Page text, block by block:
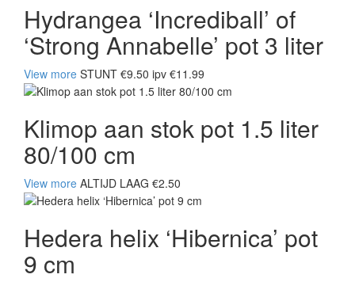
Hydrangea ‘Incrediball’ of
‘Strong Annabelle’ pot 3 liter
View more STUNT €9.50 ipv €11.99
Klimop aan stok pot 1.5 liter
80/100 cm
View more ALTIJD LAAG €2.50
Hedera helix ‘Hibernica’ pot
9 cm